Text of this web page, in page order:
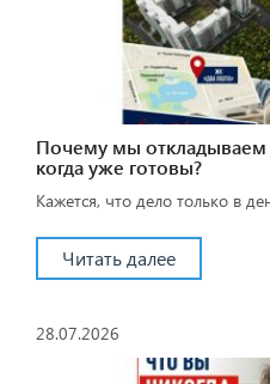
Почему мы откладываем
когда уже готовы?
Кажется, что дело только в
Читать далее
28.07.2026